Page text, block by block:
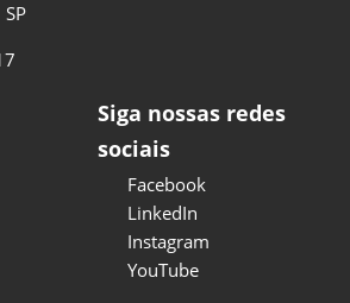
Siga nossas redes
sociais
Facebook
LinkedIn
Instagram
YouTube